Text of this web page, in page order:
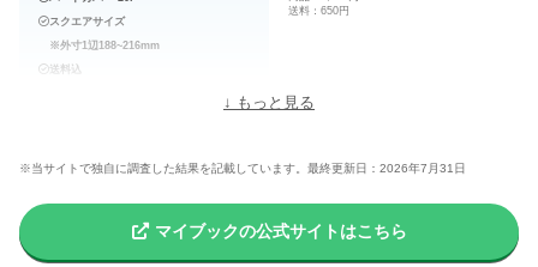
スクエアサイズ
※外寸1辺188~216mm
送料込
送料：650円
高画質
丈夫
↓ もっと見る
※当サイトで独自に調査した結果を記載しています。最終更新日：2026年7月31日
マイブックの公式サイトはこちら